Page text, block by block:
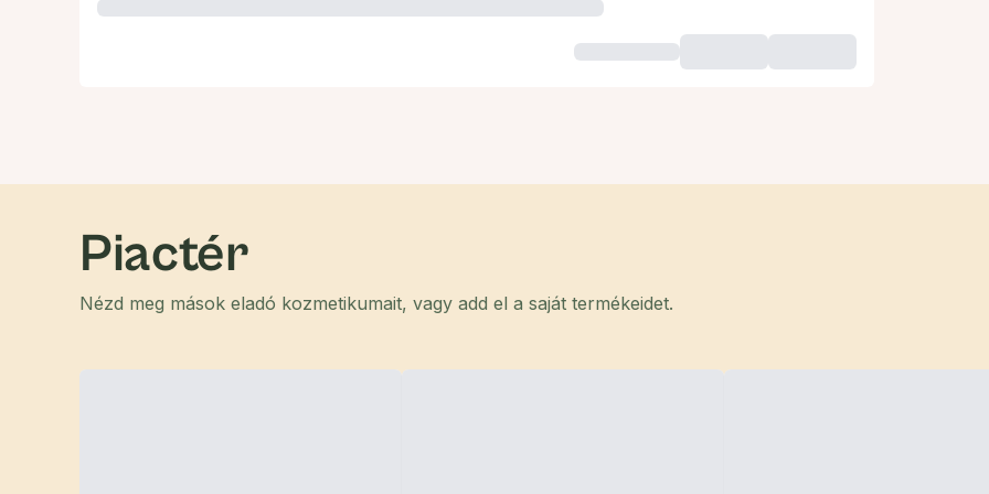
Piactér
Nézd meg mások eladó kozmetikumait, vagy add el a saját termékeidet.